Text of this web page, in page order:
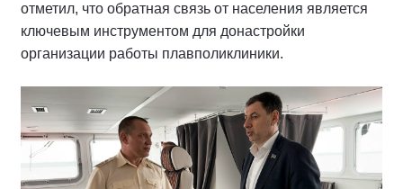
отметил, что обратная связь от населения является
ключевым инструментом для донастройки
организации работы плавполиклиники.